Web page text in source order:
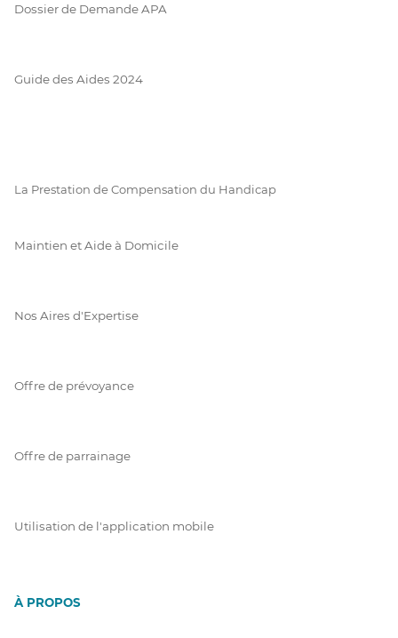
Dossier de Demande APA
Guide des Aides 2024
La Prestation de Compensation du Handicap
Maintien et Aide à Domicile
Nos Aires d'Expertise
Offre de prévoyance
Offre de parrainage
Utilisation de l'application mobile
À PROPOS